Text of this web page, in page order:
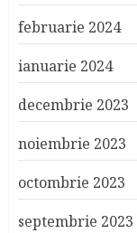
februarie 2024
ianuarie 2024
decembrie 2023
noiembrie 2023
octombrie 2023
septembrie 2023